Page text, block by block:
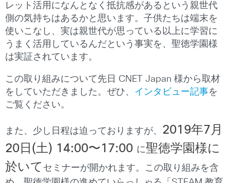
レット活用になんとなく抵抗感があるという親世代
側の気持ちはあるかと思います。子供たちは端末を
使いこなし、実は親世代が思っている以上に学習に
うまく活用しているんだという事実を、聖徳学園様
は実証されています。
この取り組みについて先日 CNET Japan 様から取材
をしていただきました。ぜひ、
インタビュー記事を
ご覧ください。
また、少し日程は迫っておりますが、 2019年7月
20日(土) 14:00〜17:00 に聖徳学園様に
於いて セミナーが開かれます。
この取り組みを含